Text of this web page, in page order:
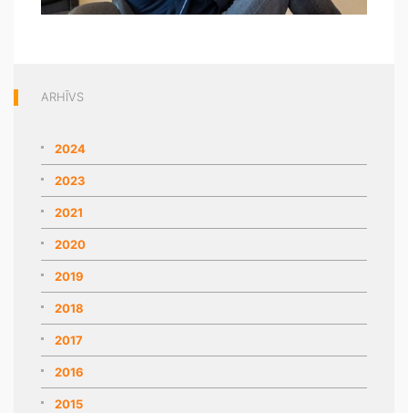
ARHĪVS
2024
2023
2021
2020
2019
2018
2017
2016
2015